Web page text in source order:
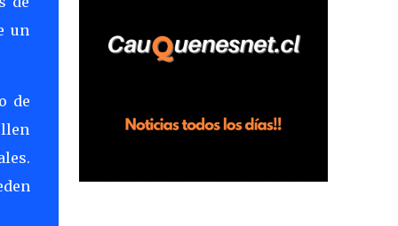
un
de
en el sector Dollimbuta, comuna de
Pelluhue. Allí, mientras se encontraba junto
plantación de frutillas, habría sostenido una